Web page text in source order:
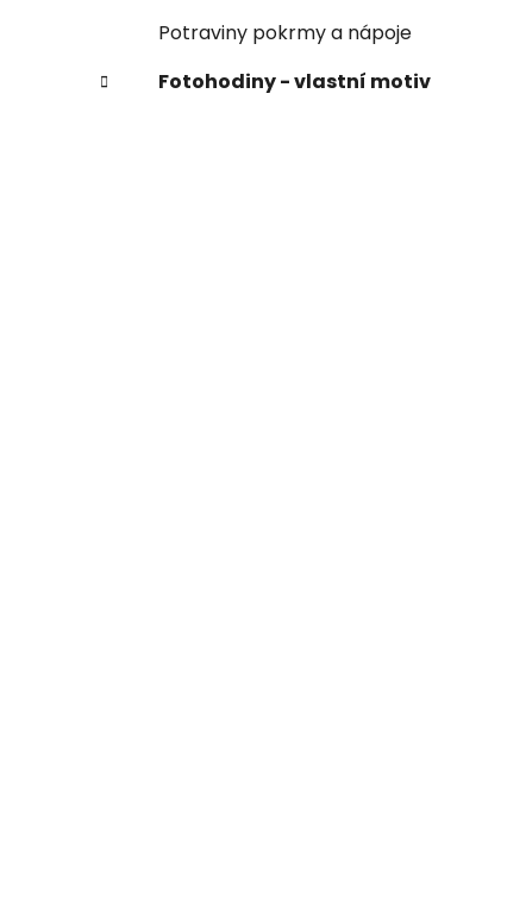
Potraviny pokrmy a nápoje
Fotohodiny - vlastní motiv